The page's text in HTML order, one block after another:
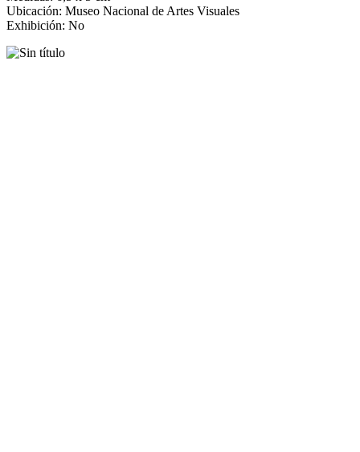
Ubicación: Museo Nacional de Artes Visuales
Exhibición: No